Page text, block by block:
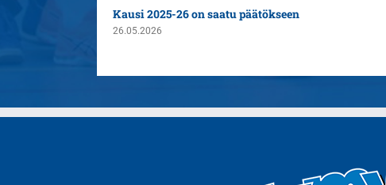
Kausi 2025-26 on saatu päätökseen
26.05.2026